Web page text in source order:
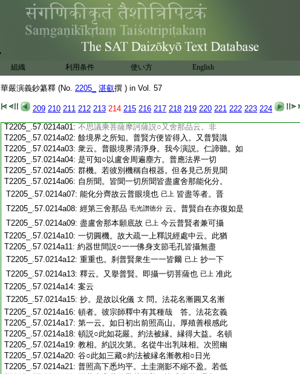
組織 利用条件 使い方 English
華嚴演義鈔纂釋 (No. 2205_ 湛叡撰 ) in Vol. 57
209 210 211 212 213 214 215 216 217 218 219 220 221 222 223 224
T2205_.57.0213c20: 知
T2205_.57.0213c21: 同居分身者。寶塔品云。我分身諸佛在十
T2205_.57.0213c22: 方世界説法者。今應當集 已上 寂光地踊
者。踊出品云。是諸菩薩○在此娑婆世界
已上
T2205_.57.0213c25:處者常寂光土也。下方者法性之淵底玄
T2205_.57.0213c27:問。且准此師等釋以言之時。花嚴亦是顯露
T2205_.57.0213c28: 非祕密可云歟 答。彼宗師不可許。但探玄
T2205_.57.0214a01: 不思議乘菩薩摩訶薩説○又舍那品云。非
T2205_.57.0214a02: 餘境界之所知。普賢方便皆得入。又普賢識
T2205_.57.0214a03: 衆云。普眼境界清淨身。我今演説。仁諦聽。如
T2205_.57.0214a04: 是可知○以盧舍周遍塵方。普應法界一切
T2205_.57.0214a05: 群機。若彼別機稱自根器。但各見己所見聞
T2205_.57.0214a06: 自所聞。皆聞一切所聞皆盡盧舍那能化分。
T2205_.57.0214a07: 能化分齊故云普眼境也 已上 皆盡等者。晋
T2205_.57.0214a08: 經第三舍那品 毛光讃徳分 云。普賢自在亦復如是
T2205_.57.0214a09: 盡盧舍那本願底故 已上 今云普賢者兼可攝
T2205_.57.0214a10: 一切圓機。故大疏一上釋説經處中云。此猶
T2205_.57.0214a11: 約器世間説○一一佛身支節毛孔皆攝無盡
T2205_.57.0214a12: 重重也。刹普賢衆生一一皆爾 已上 抄一下
T2205_.57.0214a13: 釋云。又擧普賢。即攝一切菩薩也 已上 准此
T2205_.57.0214a14: 案云
T2205_.57.0214a15: 抄。是故以化儀 文 問。法花名漸圓又名漸
T2205_.57.0214a16: 頓者。彼宗師釋中有其種哉 答。法花玄義
T2205_.57.0214a17: 第一云。如日初出前照高山。厚殖善根感此
T2205_.57.0214a18: 頓説○此如花嚴。約法被縁。縁得大益。名頓
T2205_.57.0214a19: 教相。約説次第。名從牛出乳味相。次照幽
T2205_.57.0214a20: 谷○此如三藏○約法被縁名漸教相○日光
T2205_.57.0214a21: 普照高下悉均平。土圭測影不縮不盈。若低